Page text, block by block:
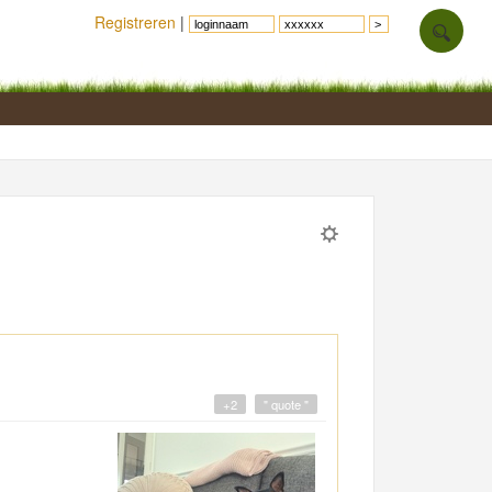
" quote "
+2
Registreren |